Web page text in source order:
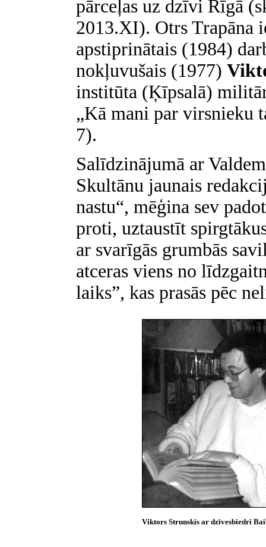
pārceļas uz dzīvi Rīgā
2013.XI). Otrs Trapāna
apstiprinātais (1984)
nokļuvušais (1977)
institūta (Ķīpsalā)
„Kā mani par virsnieku
7).
Salīdzinājumā ar
Skultānu jaunais
nastu“, mēģina sev
proti, uztaustīt
ar svarīgās grumbās
atceras viens no
laiks”, kas prasās pēc
Viktors Strunskis ar dzīvesbiedri